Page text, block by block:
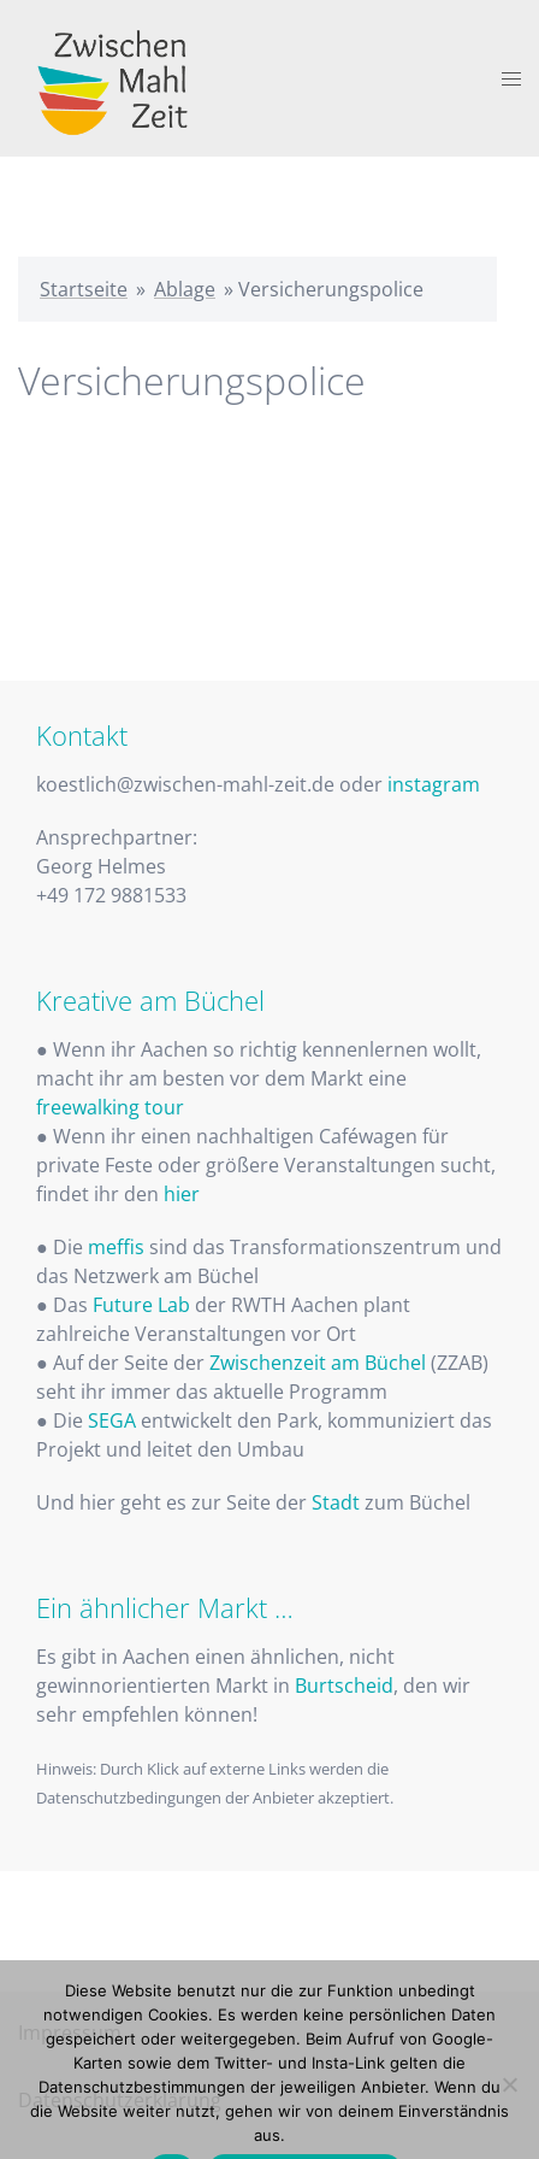
springen
Startseite » Ablage »Versicherungspolice
Versicherungspolice
Kontakt
koestlich@zwischen-mahl-zeit.de oder instagram
Ansprechpartner:
Georg Helmes
+49 172 9881533
Kreative am Büchel
● Wenn ihr Aachen so richtig kennenlernen wollt,
macht ihr am besten vor dem Markt eine
freewalking tour
● Wenn ihr einen nachhaltigen Caféwagen für
private Feste oder größere Veranstaltungen sucht,
findet ihr den hier
● Die meffis sind das Transformationszentrum und
das Netzwerk am Büchel
● Das Future Lab der RWTH Aachen plant
zahlreiche Veranstaltungen vor Ort
● Auf der Seite derZwischenzeit am Büchel (ZZAB)
seht ihr immer das aktuelle Programm
● Die SEGA entwickelt den Park, kommuniziert das
Projekt und leitet den Umbau
Und hier geht es zur Seite derStadtzum Büchel
Ein ähnlicher Markt …
Es gibt in Aachen einen ähnlichen, nicht
gewinnorientierten Markt in Burtscheid, den wir
sehr empfehlen können!
Hinweis: Durch Klick auf externe Links werden die
Datenschutzbedingungen der Anbieter akzeptiert.
Impressum
Datenschutzerklärung
Diese Website benutzt nur die zur Funktion unbedingt
notwendigen Cookies. Es werden keine persönlichen Daten
gespeichert oder weitergegeben. Beim Aufruf von Google-
Karten sowie dem Twitter- und Insta-Link gelten die
Datenschutzbestimmungen der jeweiligen Anbieter. Wenn du
die Website weiter nutzt, gehen wir von deinem Einverständnis
aus.